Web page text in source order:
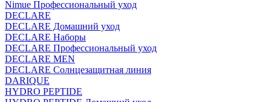
Nimue Профессиональный уход
DECLARE
DECLARE Домашний уход
DECLARE Наборы
DECLARE Профессиональный уход
DECLARE MEN
DECLARE Солнцезащитная линия
DARIQUE
HYDRO PEPTIDE